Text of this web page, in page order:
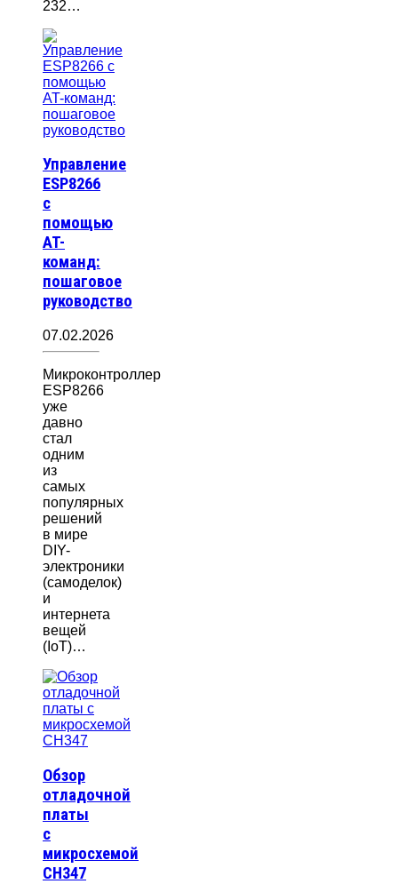
232…
Управление
ESP8266
с
помощью
AT-
команд:
пошаговое
руководство
07.02.2026
Микроконтроллер
ESP8266
уже
давно
стал
одним
из
самых
популярных
решений
в мире
DIY-
электроники
(самоделок)
и
интернета
вещей
(IoT)…
Обзор
отладочной
платы
с
микросхемой
CH347